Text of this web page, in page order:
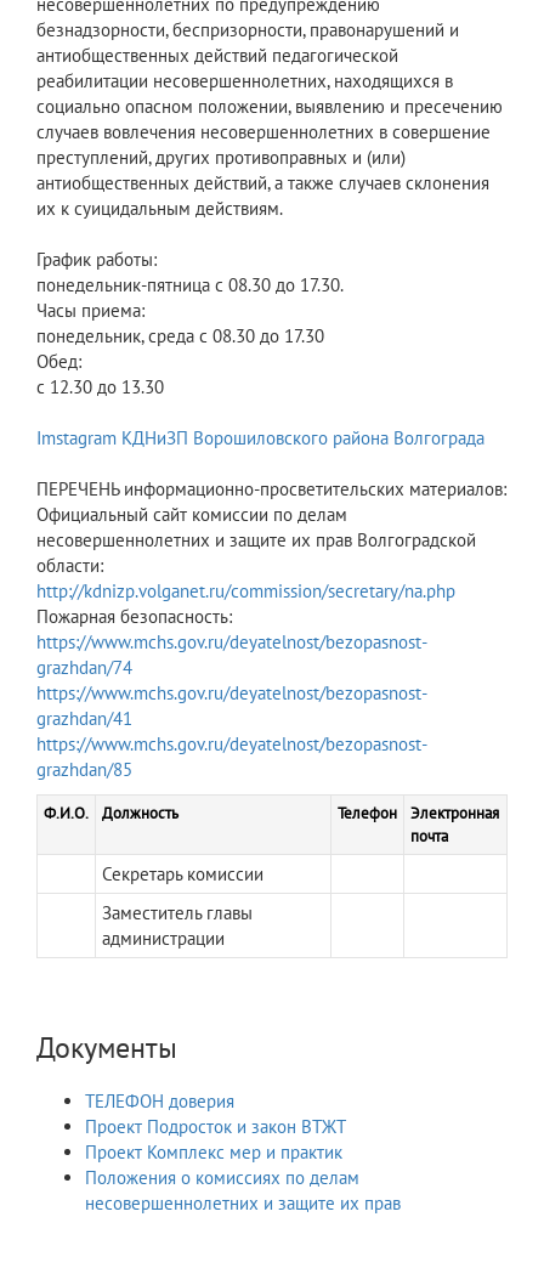
безнадзорности, беспризорности, правонарушений и
антиобщественных действий педагогической
реабилитации несовершеннолетних, находящихся в
социально опасном положении, выявлению и пресечению
случаев вовлечения несовершеннолетних в совершение
преступлений, других противоправных и (или)
антиобщественных действий, а также случаев склонения
их к суицидальным действиям.
График работы:
понедельник-пятница с 08.30 до 17.30.
Часы приема:
понедельник, среда с 08.30 до 17.30
Обед:
с 12.30 до 13.30
Imstagram КДНиЗП Ворошиловского района Волгограда
ПЕРЕЧЕНЬ информационно-просветительских материалов:
Официальный сайт комиссии по делам
несовершеннолетних и защите их прав Волгоградской
области:
http://kdnizp.volganet.ru/commission/secretary/na.php
Пожарная безопасность:
https://www.mchs.gov.ru/deyatelnost/bezopasnost-
grazhdan/74
https://www.mchs.gov.ru/deyatelnost/bezopasnost-
grazhdan/41
https://www.mchs.gov.ru/deyatelnost/bezopasnost-
grazhdan/85
Ф.И.О. Должность Телефон
Электронная
почта
Секретарь комиссии
Заместитель главы
администрации
Документы
ТЕЛЕФОН доверия
Проект Подросток и закон ВТЖТ
Проект Комплекс мер и практик
Положения о комиссиях по делам
несовершеннолетних и защите их прав